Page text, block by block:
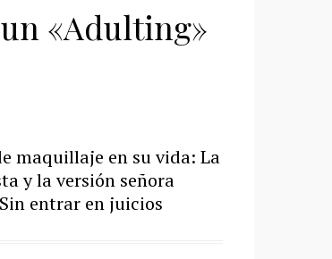
«Adulting»
maquillaje en su vida: La
y la versión señora
entrar en juicios